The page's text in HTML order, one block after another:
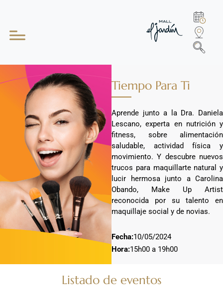
Tiempo Para Ti
Aprende junto a la Dra. Daniela
Lescano, experta en nutrición y
fitness, sobre alimentación
saludable, actividad física y
movimiento. Y descubre nuevos
trucos para maquillarte natural y
lucir hermosa junto a Carolina
Obando, Make Up Artist
reconocida por su talento en
maquillaje social y de novias.
Fecha:10/05/2024
Hora:15h00 a 19h00
Listado de eventos